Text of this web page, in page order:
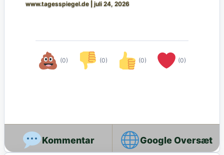
www.tagesspiegel.de juli 24, 2026
(0) (0) (0) (0)
Google Oversæt